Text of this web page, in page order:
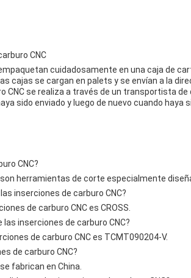
CNC
cuidadosamente en una caja de
cajas se cargan en palets y se envían a la
CNC se realiza a través de un transportista
sido enviado y luego de nuevo cuando haya
CNC?
herramientas de corte especialmente
inserciones de carburo CNC?
de carburo CNC es CROSS.
las inserciones de carburo CNC?
de carburo CNC es TCMT090204-V.
de carburo CNC?
fabrican en China.